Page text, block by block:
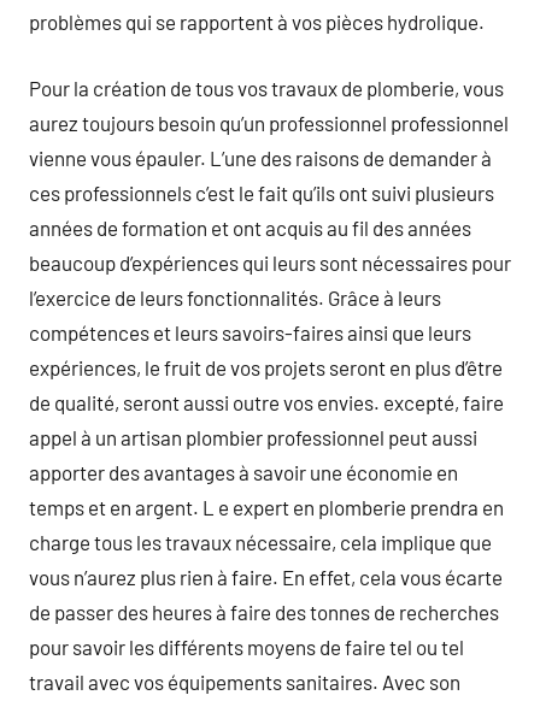
problèmes qui se rapportent à vos pièces hydrolique.
Pour la création de tous vos travaux de plomberie, vous
aurez toujours besoin qu’un professionnel professionnel
vienne vous épauler. L’une des raisons de demander à
ces professionnels c’est le fait qu’ils ont suivi plusieurs
années de formation et ont acquis au fil des années
beaucoup d’expériences qui leurs sont nécessaires pour
l’exercice de leurs fonctionnalités. Grâce à leurs
compétences et leurs savoirs-faires ainsi que leurs
expériences, le fruit de vos projets seront en plus d’être
de qualité, seront aussi outre vos envies. excepté, faire
appel à un artisan plombier professionnel peut aussi
apporter des avantages à savoir une économie en
temps et en argent. L e expert en plomberie prendra en
charge tous les travaux nécessaire, cela implique que
vous n’aurez plus rien à faire. En effet, cela vous écarte
de passer des heures à faire des tonnes de recherches
pour savoir les différents moyens de faire tel ou tel
travail avec vos équipements sanitaires. Avec son